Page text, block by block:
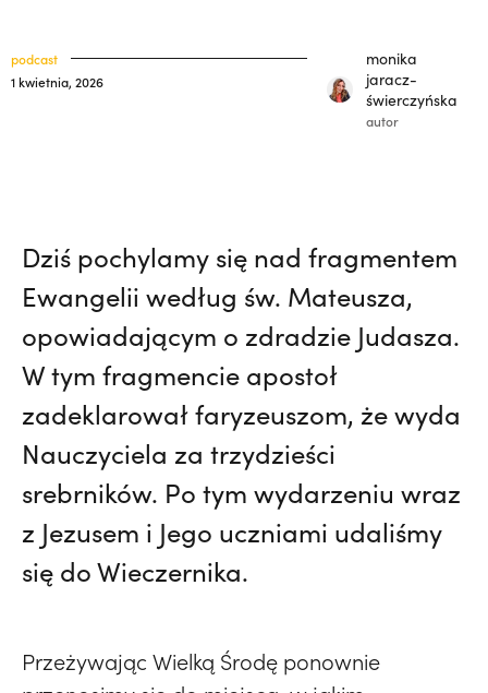
kuria prowincjalna
podcast
1 kwietnia, 2026
monika
jaracz-
świerczyńska
autor
Dziś pochylamy się nad fragmentem
Ewangelii według św. Mateusza,
opowiadającym o zdradzie Judasza.
W tym fragmencie apostoł
zadeklarował faryzeuszom, że wyda
Nauczyciela za trzydzieści
srebrników. Po tym wydarzeniu wraz
z Jezusem i Jego uczniami udaliśmy
się do Wieczernika.
Przeżywając Wielką Środę ponownie